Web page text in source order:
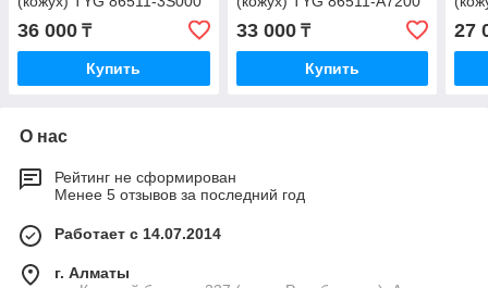
36 000 ₸
Купить
33 000₸
Купить
27
О нас
Рейтинг не сформирован
Менее 5 отзывов за последний год
Работает с 14.07.2014
г. Алматы